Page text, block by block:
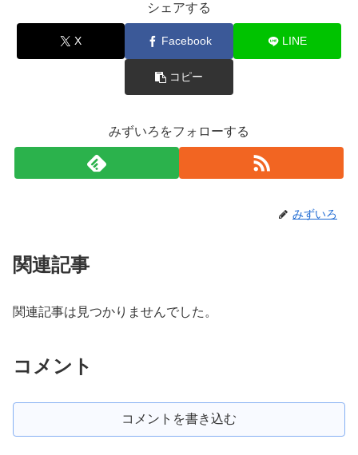
シェアする
X Facebook LINE
コピー
みずいろをフォローする
みずいろ
関連記事
関連記事は見つかりませんでした。
コメント
コメントを書き込む